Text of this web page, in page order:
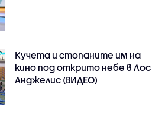
Кучета и стопаните им на
кино под открито небе в Лос
Анджелис (ВИДЕО)